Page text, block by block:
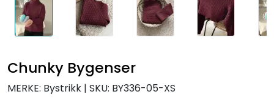
Chunky Bygenser
MERKE: Bystrikk | SKU: BY336-05-XS